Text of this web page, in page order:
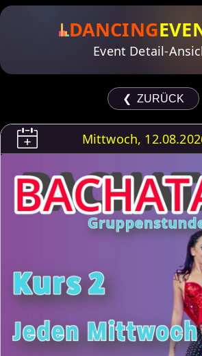
DANCING
Event Detail-
❮ ZURÜCK
Mittwoch,